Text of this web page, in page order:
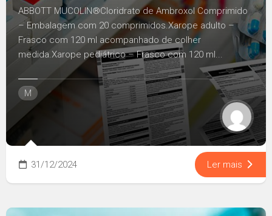
ABBOTT MUCOLIN®Cloridrato de Ambroxol Comprimido
– Embalagem com 20 comprimidos.Xarope adulto –
Frasco com 120 ml acompanhado de colher
medida.Xarope pediátrico – Frasco com 120 ml...
M
31/12/2024 Ler mais